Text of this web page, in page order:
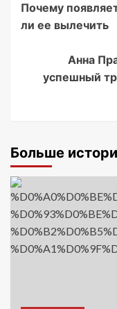
Почему
ли ее вылечить
Анна
успешный
Больше